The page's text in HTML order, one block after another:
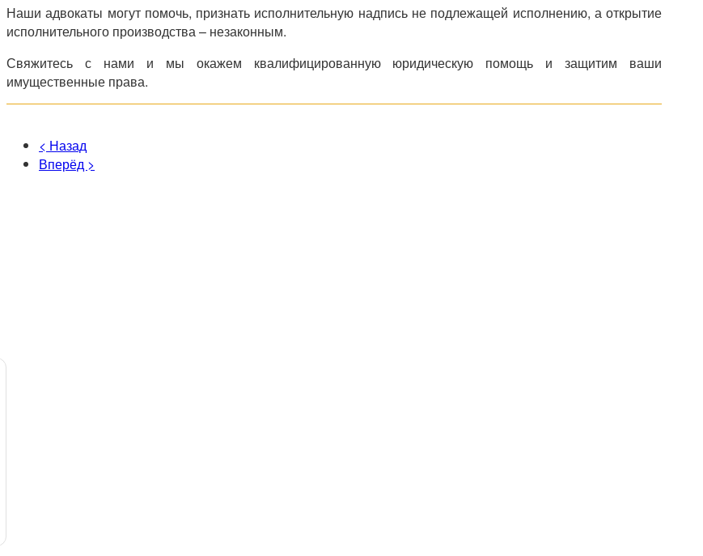
Наши адвокаты могут помочь, признать исполнительную надпись не подлежащей исполнению, а открытие
исполнительного производства – незаконным.
Свяжитесь с нами и мы окажем квалифицированную юридическую помощь и защитим ваши
имущественные права.
< Назад
Вперёд >